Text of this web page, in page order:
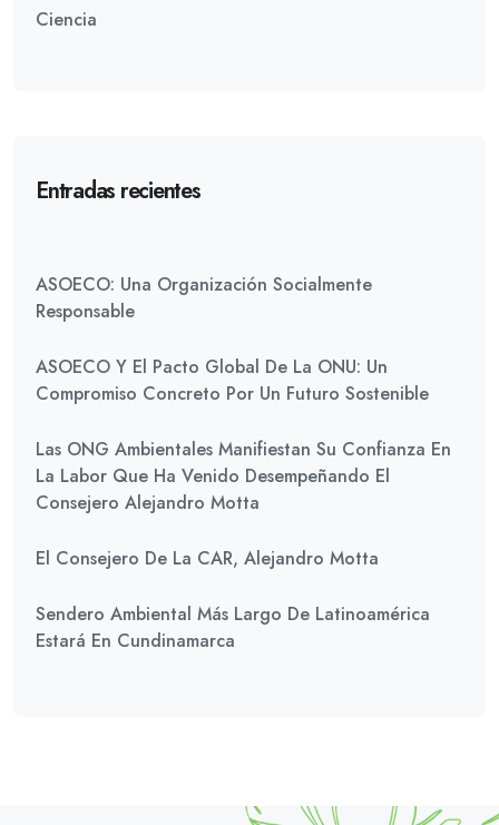
Ciencia
Entradas recientes
ASOECO: Una Organización Socialmente
Responsable
ASOECO Y El Pacto Global De La ONU: Un
Compromiso Concreto Por Un Futuro Sostenible
Las ONG Ambientales Manifiestan Su Confianza En
La Labor Que Ha Venido Desempeñando El
Consejero Alejandro Motta
El Consejero De La CAR, Alejandro Motta
Sendero Ambiental Más Largo De Latinoamérica
Estará En Cundinamarca